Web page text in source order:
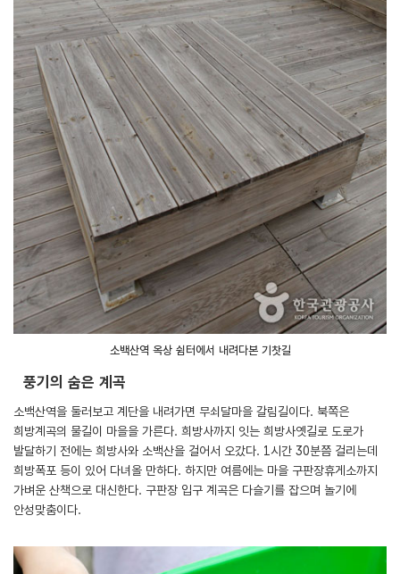
소백산역 옥상 쉼터에서 내려다본 기찻길
풍기의 숨은 계곡
소백산역을 둘러보고 계단을 내려가면 무쇠달마을 갈림길이다. 북쪽은
희방계곡의 물길이 마을을 가른다. 희방사까지 잇는 희방사옛길로 도로가
발달하기 전에는 희방사와 소백산을 걸어서 오갔다. 1시간 30분쯤 걸리는데
희방폭포 등이 있어 다녀올 만하다. 하지만 여름에는 마을 구판장휴게소까지
가벼운 산책으로 대신한다. 구판장 입구 계곡은 다슬기를 잡으며 놀기에
안성맞춤이다.